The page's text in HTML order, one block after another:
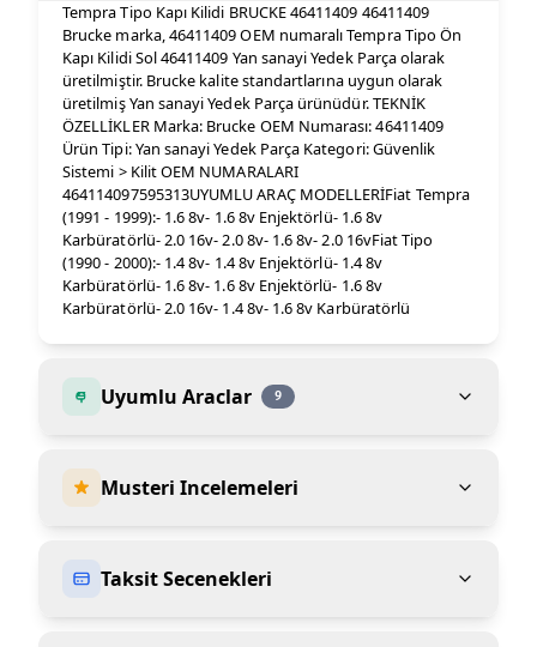
Tempra Tipo Kapı Kilidi BRUCKE 46411409 46411409
Brucke marka, 46411409 OEM numaralı Tempra Tipo Ön
Kapı Kilidi Sol 46411409 Yan sanayi Yedek Parça olarak
üretilmiştir. Brucke kalite standartlarına uygun olarak
üretilmiş Yan sanayi Yedek Parça ürünüdür. TEKNİK
ÖZELLİKLER Marka: Brucke OEM Numarası: 46411409
Ürün Tipi: Yan sanayi Yedek Parça Kategori: Güvenlik
Sistemi > Kilit OEM NUMARALARI
464114097595313UYUMLU ARAÇ MODELLERİFiat Tempra
(1991 - 1999):- 1.6 8v- 1.6 8v Enjektörlü- 1.6 8v
Karbüratörlü- 2.0 16v- 2.0 8v- 1.6 8v- 2.0 16vFiat Tipo
(1990 - 2000):- 1.4 8v- 1.4 8v Enjektörlü- 1.4 8v
Karbüratörlü- 1.6 8v- 1.6 8v Enjektörlü- 1.6 8v
Karbüratörlü- 2.0 16v- 1.4 8v- 1.6 8v Karbüratörlü
Uyumlu Araclar 9
Musteri Incelemeleri
Taksit Secenekleri